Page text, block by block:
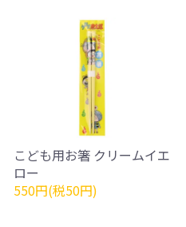
こども用お箸 クリームイエ
ロー
550円(税50円)